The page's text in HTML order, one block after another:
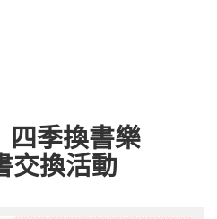
四季換書樂
交換活動